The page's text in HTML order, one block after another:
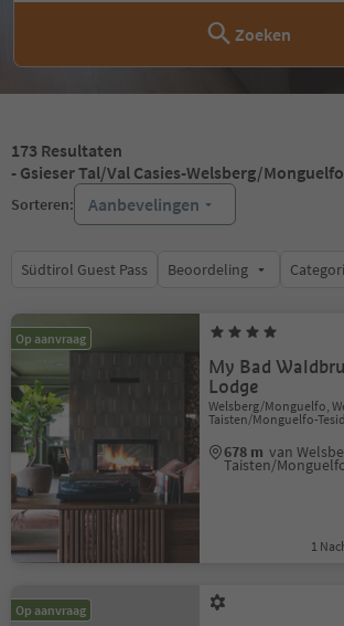
Zoeken
173 Resultaten
- Gsieser Tal/Val Casies-Welsberg/
Sorteren: Aanbevelingen
Südtirol Guest Pass Beoordeling
Op aanvraag
My Bad
Lodge
Welsberg/Monguelfo,
Taisten/Monguelfo-
678 m van
Taisten/
1
Op aanvraag